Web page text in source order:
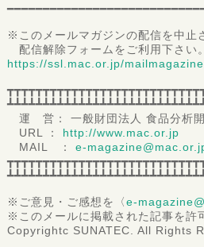
※このメールマガジンの配信を中止
配信解除フォームをご利用下さい
https://ssl.mac.or.jp/
運 営： 一般財団法人 食品分析
URL ： http://www.mac.or.jp
MAIL ： e-
※ご意見・ご感想を〈e-
※このメールに掲載された記事を許
Copyrightc SUNATEC. All Rights